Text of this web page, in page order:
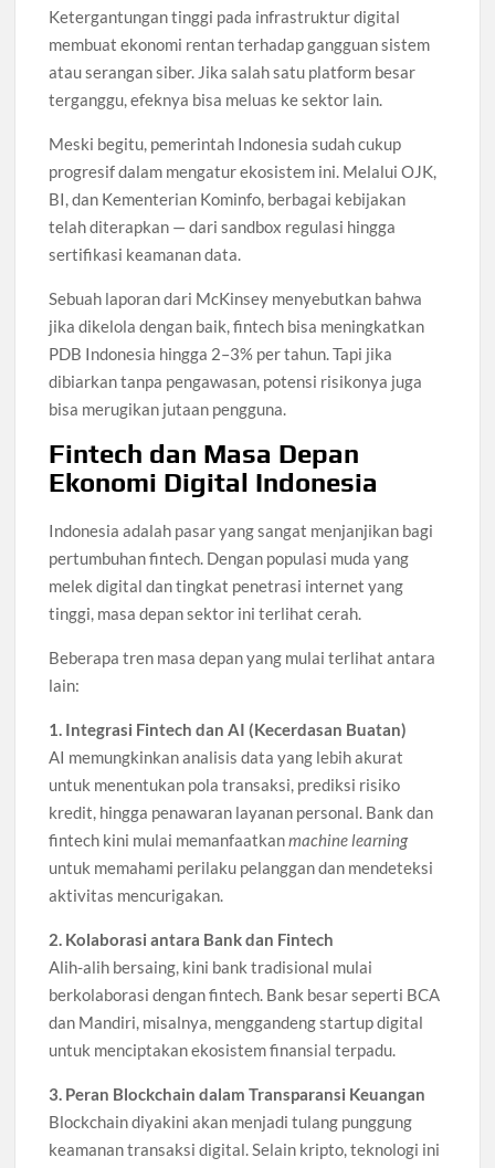
Ketergantungan tinggi pada infrastruktur digital
membuat ekonomi rentan terhadap gangguan sistem
atau serangan siber. Jika salah satu platform besar
terganggu, efeknya bisa meluas ke sektor lain.
Meski begitu, pemerintah Indonesia sudah cukup
progresif dalam mengatur ekosistem ini. Melalui OJK,
BI, dan Kementerian Kominfo, berbagai kebijakan
telah diterapkan — dari sandbox regulasi hingga
sertifikasi keamanan data.
Sebuah laporan dari McKinsey menyebutkan bahwa
jika dikelola dengan baik, fintech bisa meningkatkan
PDB Indonesia hingga 2–3% per tahun. Tapi jika
dibiarkan tanpa pengawasan, potensi risikonya juga
bisa merugikan jutaan pengguna.
Fintech dan Masa Depan
Ekonomi Digital Indonesia
Indonesia adalah pasar yang sangat menjanjikan bagi
pertumbuhan fintech. Dengan populasi muda yang
melek digital dan tingkat penetrasi internet yang
tinggi, masa depan sektor ini terlihat cerah.
Beberapa tren masa depan yang mulai terlihat antara
lain:
1. Integrasi Fintech dan AI (Kecerdasan Buatan)
AI memungkinkan analisis data yang lebih akurat
untuk menentukan pola transaksi, prediksi risiko
kredit, hingga penawaran layanan personal. Bank dan
fintech kini mulai memanfaatkanmachine learning
untuk memahami perilaku pelanggan dan mendeteksi
aktivitas mencurigakan.
2. Kolaborasi antara Bank dan Fintech
Alih-alih bersaing, kini bank tradisional mulai
berkolaborasi dengan fintech. Bank besar seperti BCA
dan Mandiri, misalnya, menggandeng startup digital
untuk menciptakan ekosistem finansial terpadu.
3. Peran Blockchain dalam Transparansi Keuangan
Blockchain diyakini akan menjadi tulang punggung
keamanan transaksi digital. Selain kripto, teknologi ini